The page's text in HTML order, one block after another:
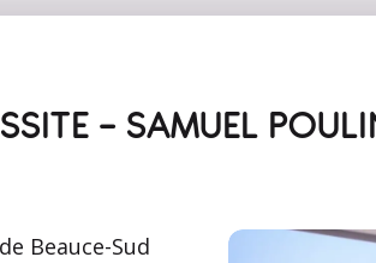
- SAMUEL
Beauce-Sud